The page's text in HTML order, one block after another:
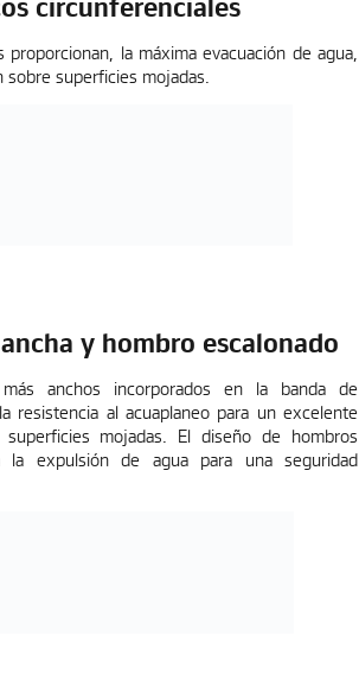
proporcionan, la máxima evacuación de agua,
sobre superficies mojadas.
y hombro escalonado
anchos incorporados en la banda de
resistencia al acuaplaneo para un excelente
mojadas. El diseño de hombros
la expulsión de agua para una seguridad